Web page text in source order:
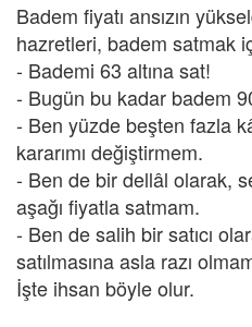
Badem fiyatı ansızın
hazretleri, badem satmak
- Bademi 63 altına sat!
- Bugün bu kadar badem
- Ben yüzde beşten fazla
kararımı değiştirmem.
- Ben de bir dellâl olarak,
aşağı fiyatla satmam.
- Ben de salih bir satıcı
satılmasına asla razı
İşte ihsan böyle olur.